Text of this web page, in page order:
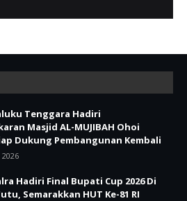
Tenggara Hadiri
Masjid AL-MUJIBAH Ohoi
Dukung Pembangunan Kembali
Hadiri Final Bupati Cup 2026 Di
Semarakkan HUT Ke-81 RI